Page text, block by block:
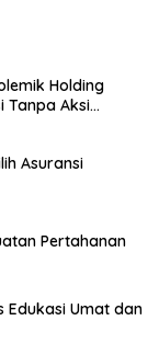
Holding
Tanpa Aksi
Asuransi
Pertahanan
Edukasi Umat dan